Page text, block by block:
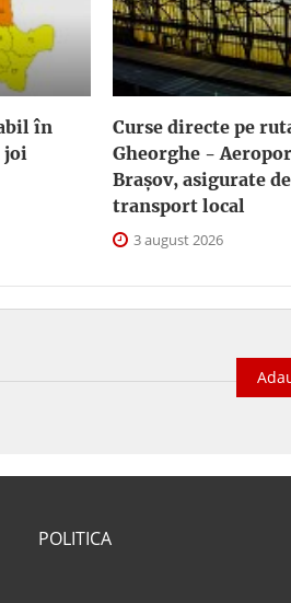
în
joi
Curse directe pe
Gheorghe -
Braşov, asigurate
transport local
3 august 2026
POLITICA